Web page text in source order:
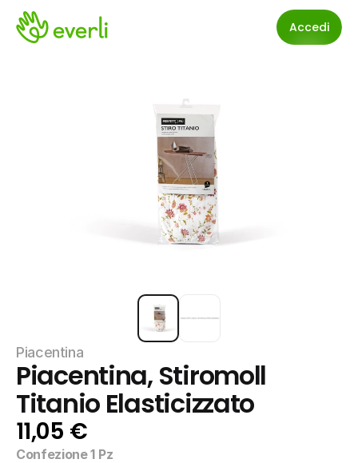
Accedi
Piacentina
Piacentina, Stiromoll
Titanio Elasticizzato
11,05 €
Confezione 1 Pz